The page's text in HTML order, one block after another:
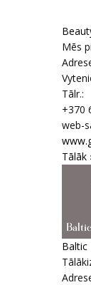
Mēs
Tālr.:
+370
web-
Tālāk
Baltic